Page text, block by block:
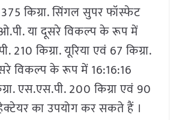
375 किग्रा. सिंगल सुपर फॉस्फेट
या दूसरे विकल्प के रूप में
210 किग्रा. यूरिया एवं 67 किग्रा.
विकल्प के रूप में 16:16:16
एस.एस.पी. 200 किग्रा एवं 90
हेक्टेयर का उपयोग कर सकते हैं ।